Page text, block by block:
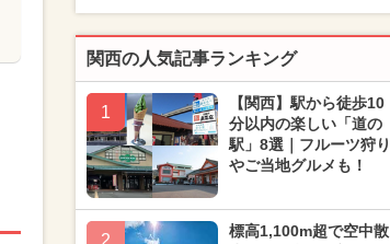
関西の人気記事ランキング
1
【関西】駅から徒歩10
分以内の楽しい「道の
駅」8選｜フルーツ狩り
やご当地グルメも！
2
標高1,100m超で空中散